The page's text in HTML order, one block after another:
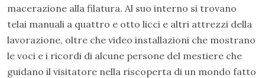
macerazione alla filatura. Al suo interno si trovano
telai manuali a quattro e otto licci e altri attrezzi della
lavorazione, oltre che video installazioni che mostrano
le voci e i ricordi di alcune persone del mestiere che
guidano il visitatore nella riscoperta di un mondo fatto